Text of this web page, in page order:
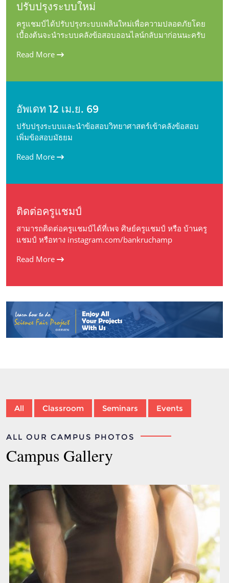
ปรับปรุงระบบใหม่
ครูแชมป์ได้ปรับปรุงระบบเพลินใหม่เพื่อความปลอดภัยโดย
เบื้องต้นจะนำระบบคลังข้อสอบออนไลน์กลับมาก่อนนะครับ
Read More
อัพเดท 12 เม.ย. 69
ปรับปรุงระบบและนำข้อสอบวิทยาศาสตร์เข้าคลังข้อสอบ
เพิ่มข้อสอบมัธยม
Read More
ติดต่อครูแชมป์
สามารถติดต่อครูแชมป์ได้ที่เพจ ศิษย์ครูแชมป์ หรือ บ้านครู
แชมป์ หรือทาง instagram.com/bankruchamp
Read More
All Classroom Seminars Events
ALL OUR CAMPUS PHOTOS
Campus Gallery